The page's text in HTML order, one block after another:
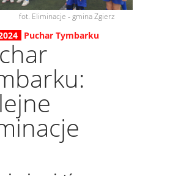
fot. Eliminacje - gmina Zgierz
Puchar Tymbarku